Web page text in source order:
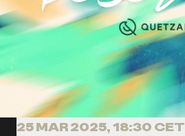
25 MAR 2025, 18:30 CET